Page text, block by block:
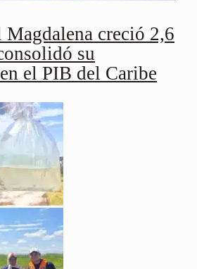
creció 2,6
su
el PIB del Caribe